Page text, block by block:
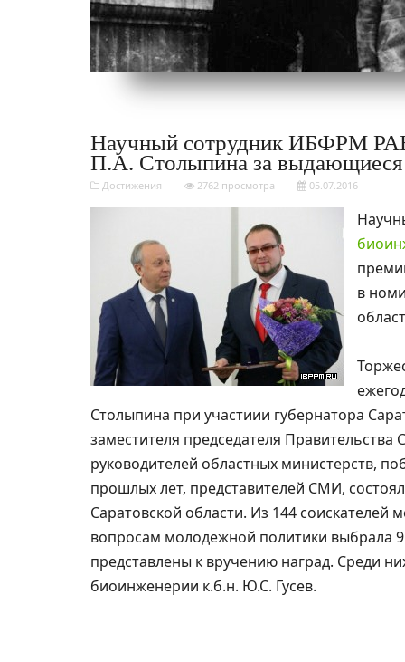
Научный сотрудник ИБФРМ
П.А. Столыпина за выдающиеся
Достижения 2762 просмотра 05.07.2016
в
Столыпина при участиии губернатора
заместителя председателя
руководителей областных министерств,
прошлых лет, представителей СМИ,
Саратовской области. Из 144 соискателей
вопросам молодежной политики выбрала
представлены к вручению наград. Среди
биоинженерии к.б.н. Ю.С. Гусев.